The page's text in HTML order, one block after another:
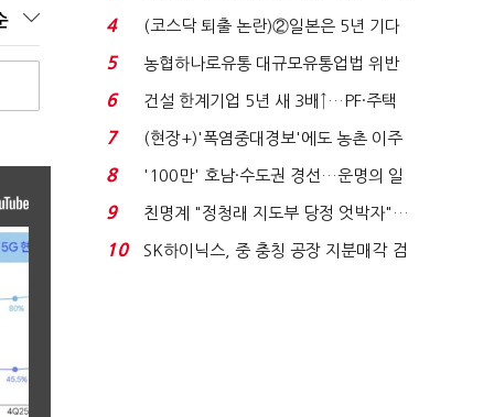
원 간 성과급 불...
4
(코스닥 퇴출 논란)②일본은 5년 기다
려주는데 우리는 ...
5
농협하나로유통 대규모유통업법 위반
적발…공정위, 과...
6
건설 한계기업 5년 새 3배↑…PF·주택
침체에 재무 ...
7
(현장+)'폭염중대경보'에도 농촌 이주
노동자는 강행군…'야...
8
'100만' 호남·수도권 경선…운명의 일
주일
9
친명계 "정청래 지도부 당정 엇박자"…
친청계 "신천지 오...
10
SK하이닉스, 중 충칭 공장 지분매각 검